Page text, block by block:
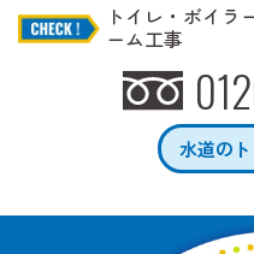
トイレ・ボイラ
ーム工事
水道の